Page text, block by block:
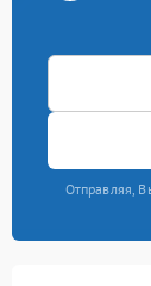
Отправляя,